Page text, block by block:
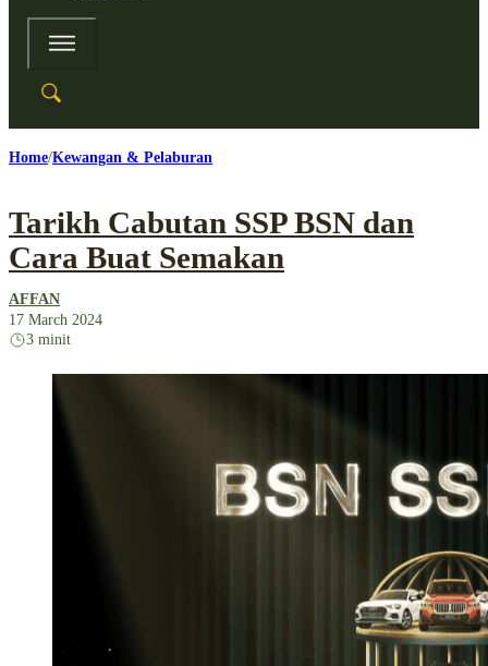
Home Kewangan & Pelaburan
Tarikh Cabutan SSP BSN dan
Cara Buat Semakan
AFFAN
17 March 2024
3 minit